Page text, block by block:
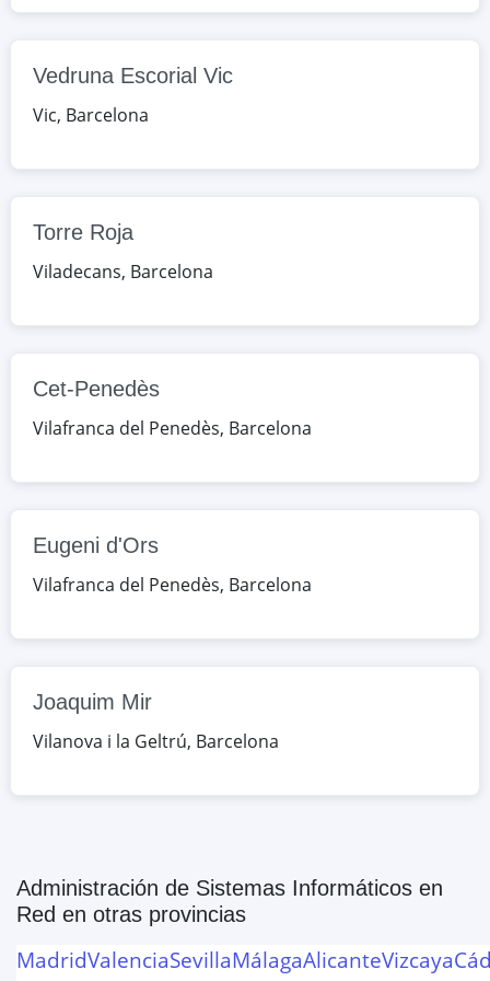
Nicolau Copèrnic
Barcelona, España
Vedruna Vall Terrassa
España
c. Santa Joaquima de Vedruna, 6, Vic,
av. dels Jocs Olímpics, 8, Viladecans,
Barcelona, España
c. General Vallès, 1, Vilafranca del
Penedès, Barcelona, España
Google Maps
OpenStreetMap
Penedès, Barcelona, España
Google Maps
OpenStreetMap
Vedruna Escorial Vic
Vic, Barcelona
Torre Roja
Viladecans, Barcelona
Cet-Penedès
Vilafranca del Penedès, Barcelona
Eugeni d'Ors
Vilafranca del Penedès, Barcelona
Joaquim Mir
Vilanova i la Geltrú, Barcelona
Administración de Sistemas Informáticos en
Red en otras provincias
MadridValenciaSevillaMálagaAlicanteVizcaya